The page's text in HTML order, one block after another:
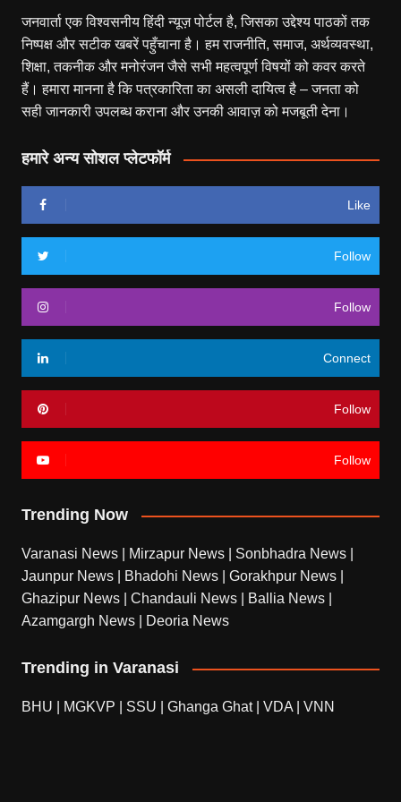
जनवार्ता एक विश्वसनीय हिंदी न्यूज़ पोर्टल है, जिसका उद्देश्य पाठकों तक
निष्पक्ष और सटीक खबरें पहुँचाना है। हम राजनीति, समाज, अर्थव्यवस्था,
शिक्षा, तकनीक और मनोरंजन जैसे सभी महत्वपूर्ण विषयों को कवर करते
हैं। हमारा मानना है कि पत्रकारिता का असली दायित्व है – जनता को
सही जानकारी उपलब्ध कराना और उनकी आवाज़ को मजबूती देना।
हमारे अन्य सोशल प्लेटफॉर्म
Like
Follow
Follow
Connect
Follow
Follow
Trending Now
Varanasi News Mirzapur News Sonbhadra News
Jaunpur News
Bhadohi News Gorakhpur News
Ghazipur News
Chandauli News Ballia News
Azamgargh News
Deoria News
Trending in Varanasi
BHU MGKVP SSU Ghanga Ghat| VDA VNN